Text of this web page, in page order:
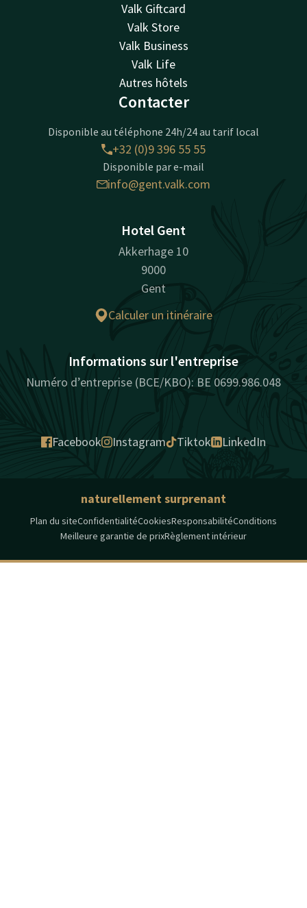
Valk Giftcard
Valk Store
Valk Business
Valk Life
Autres hôtels
Contacter
Disponible au téléphone 24h/24 au tarif local
+32 (0)9 396 55 55
Disponible par e-mail
info@gent.valk.com
Hotel Gent
Akkerhage 10
9000
Gent
Calculer un itinéraire
Informations sur l'entreprise
Numéro d’entreprise (BCE/KBO): BE 0699.986.048
Facebook Instagram Tiktok LinkedIn
naturellement surprenant
Plan du siteConfidentialitéCookiesResponsabilitéConditions
Meilleure garantie de prixRèglement intérieur